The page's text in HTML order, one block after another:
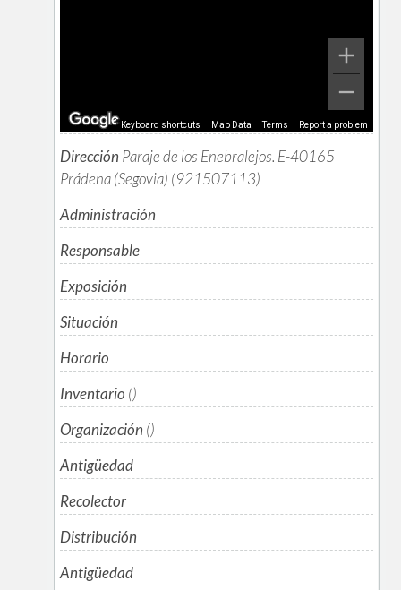
Keyboard shortcuts Map Data Terms Report a problem
Dirección Paraje de los Enebralejos. E-40165
Prádena (Segovia) (921507113)
Administración
Responsable
Exposición
Situación
Horario
Inventario ()
Organización ()
Antigüedad
Recolector
Distribución
Antigüedad